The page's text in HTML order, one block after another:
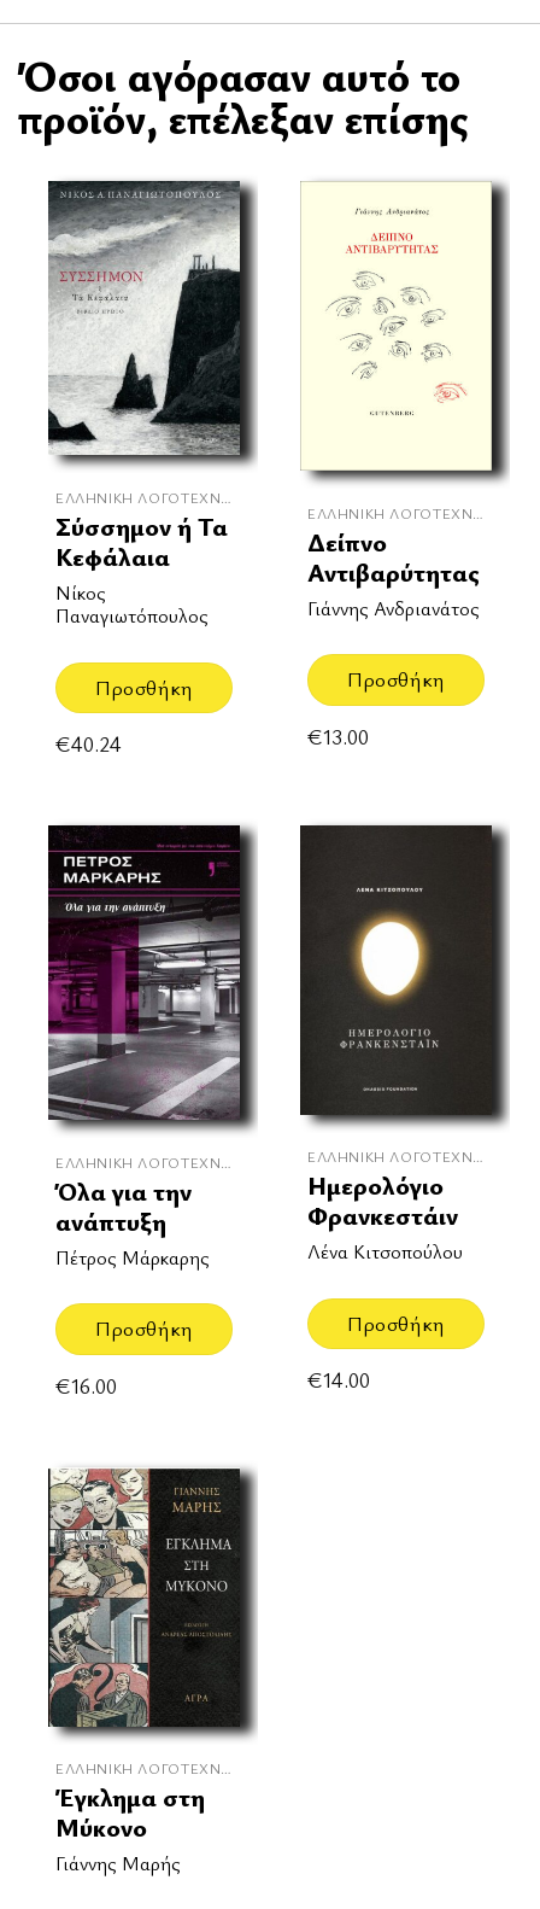
Όσοι αγόρασαν αυτό το
προϊόν, επέλεξαν επίσης
ΕΛΛΗΝΙΚΉ ΛΟΓΟΤΕΧΝΊΑ
Σύσσημον ή Τα
Κεφάλαια
Νίκος
Παναγιωτόπουλος
Προσθήκη
€40.24
ΕΛΛΗΝΙΚΉ ΛΟΓΟΤΕΧΝΊΑ
Δείπνο
Αντιβαρύτητας
Γιάννης Ανδριανάτος
Προσθήκη
€13.00
ΕΛΛΗΝΙΚΉ ΛΟΓΟΤΕΧΝΊΑ
Όλα για την
ανάπτυξη
Πέτρος Μάρκαρης
Προσθήκη
€16.00
ΕΛΛΗΝΙΚΉ ΛΟΓΟΤΕΧΝΊΑ
Ημερολόγιο
Φρανκεστάιν
Λένα Κιτσοπούλου
Προσθήκη
€14.00
ΕΛΛΗΝΙΚΉ ΛΟΓΟΤΕΧΝΊΑ
Έγκλημα στη
Μύκονο
Γιάννης Μαρής